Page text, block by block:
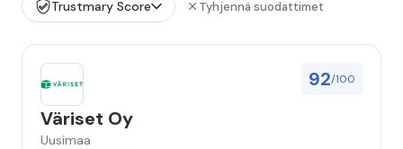
Trustmary Score
Tyhjennä suodattimet
92/100
Väriset Oy
Uusimaa